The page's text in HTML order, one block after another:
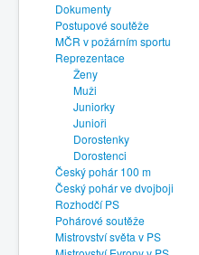
Dokumenty
Postupové soutěže
MČR v požárním sportu
Reprezentace
Ženy
Muži
Juniorky
Junioři
Dorostenky
Dorostenci
Český pohár 100 m
Český pohár ve dvojboji
Rozhodčí PS
Pohárové soutěže
Mistrovství světa v PS